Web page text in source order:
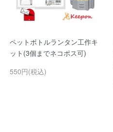
ペットボトルランタン工作キ
ット(3個までネコポス可)
550円(税込)